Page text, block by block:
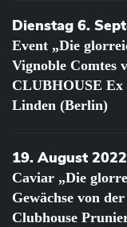
Dienstag 6.
Event „Die
Vignoble Comtes
CLUBHOUSE
Linden (Berlin)
19. August 2022
Caviar „Die
Gewächse von
Clubhouse